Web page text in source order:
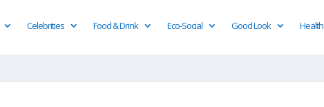
Celebrities Food & Drink Eco-Social Good Look Health